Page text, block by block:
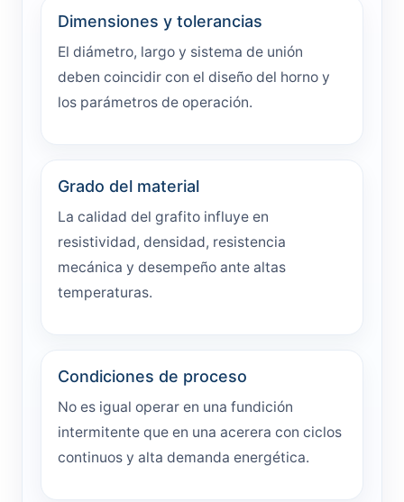
Dimensiones y tolerancias
El diámetro, largo y sistema de unión
deben coincidir con el diseño del horno y
los parámetros de operación.
Grado del material
La calidad del grafito influye en
resistividad, densidad, resistencia
mecánica y desempeño ante altas
temperaturas.
Condiciones de proceso
No es igual operar en una fundición
intermitente que en una acerera con ciclos
continuos y alta demanda energética.